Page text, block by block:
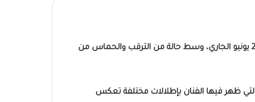
جمهوره ومتابعيه أحدث الصور من كواليس فيلمه الجديد «صقر وكناريا»، المقرر طرحه في دور العرض السينمائي يوم 26 يونيو الجاري، وسط حالة من الترقب والحماس من
ظهر فيها الفنان بإطلالات مختلفة تعكس